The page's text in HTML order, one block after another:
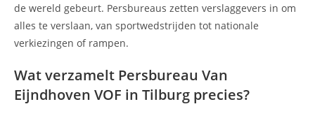
de wereld gebeurt. Persbureaus zetten verslaggevers in om
alles te verslaan, van sportwedstrijden tot nationale
verkiezingen of rampen.
Wat verzamelt Persbureau Van
Eijndhoven VOF in Tilburg precies?